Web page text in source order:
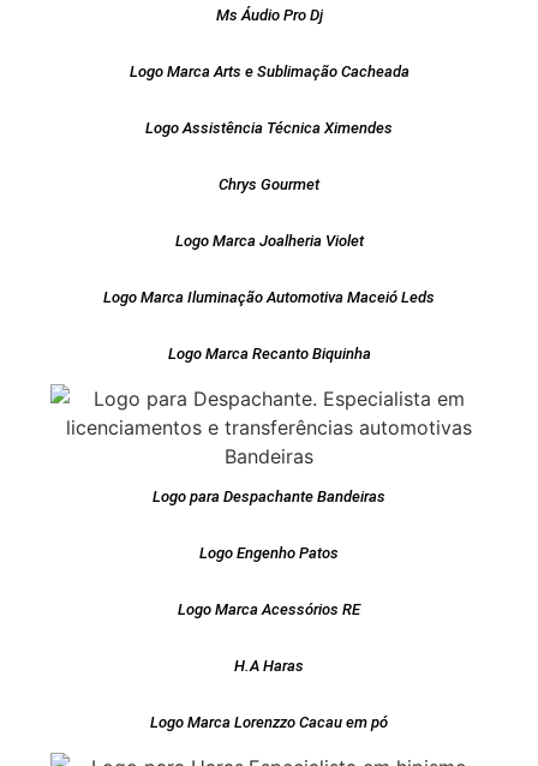
Ms Áudio Pro Dj
Logo Marca Arts e Sublimação Cacheada
Logo Assistência Técnica Ximendes
Chrys Gourmet
Logo Marca Joalheria Violet
Logo Marca Iluminação Automotiva Maceió Leds
Logo Marca Recanto Biquinha
Logo para Despachante Bandeiras
Logo Engenho Patos
Logo Marca Acessórios RE
H.A Haras
Logo Marca Lorenzzo Cacau em pó